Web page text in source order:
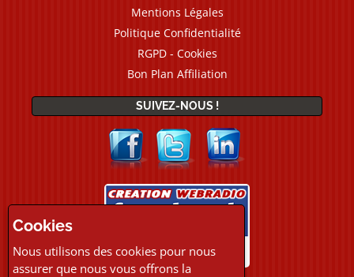
Mentions Légales
Politique Confidentialité
RGPD - Cookies
Bon Plan Affiliation
SUIVEZ-NOUS !
Cookies
Nous utilisons des cookies pour nous
assurer que nous vous offrons la